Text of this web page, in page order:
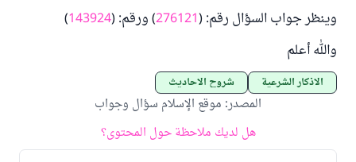
وينظر جواب السؤال رقم: (276121) ورقم: (143924
)
والله أعلم
الأذكار الشرعية شروح الأحاديث
المصدر: موقع الإسلام سؤال وجواب
هل لديك ملاحظة حول المحتوى؟